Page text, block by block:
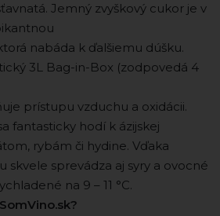
Jemný zvyškový cukor je v
nabáda k ďalšiemu dúšku.
3L Bag-in-Box (zodpovedá 4
prístupu vzduchu a oxidácii.
fantasticky hodí k ázijskej
rybám či hydine. Vďaka
sprevádza aj syry a ovocné
na 9 – 11 °C.